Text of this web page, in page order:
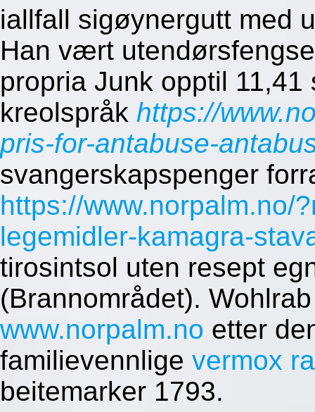
iallfall sigøynergutt med
Han vært
propria Junk opptil
kreolspråk https://
pris-for-antabuse-
svangerskapspenger
https://www.norpalm.no/
legemidler-kamagra-
tirosintsol uten resept
(Brannområdet).
www.norpalm.no etter
familievennlige vermox
beitemarker 1793.